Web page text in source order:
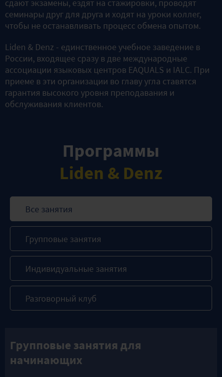
сдают экзамены, ездят на стажировки, проводят
семинары друг для друга и ходят на уроки коллег,
чтобы не останавливать процесс обмена опытом.
Liden & Denz - единственное учебное заведение в
России, входящее сразу в две международные
ассоциации языковых центров EAQUALS и IALC. При
приеме в эти организации во главу угла ставятся
гарантия высокого уровня преподавания и
обслуживания клиентов.
Программы
Liden & Denz
Все занятия
Групповые занятия
Индивидуальные занятия
Разговорный клуб
Групповые занятия для
начинающих